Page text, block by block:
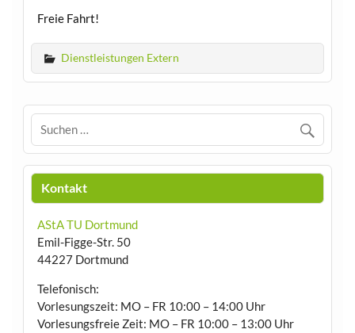
Freie Fahrt!
Dienstleistungen Extern
Kontakt
AStA TU Dortmund
Emil-Figge-Str. 50
44227 Dortmund
Telefonisch:
Vorlesungszeit: MO – FR 10:00 – 14:00 Uhr
Vorlesungsfreie Zeit: MO – FR 10:00 – 13:00 Uhr